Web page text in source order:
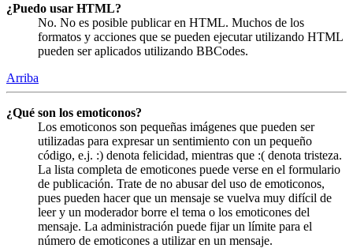
¿Puedo usar HTML?
No. No es posible publicar en HTML. Muchos de los
formatos y acciones que se pueden ejecutar utilizando HTML
pueden ser aplicados utilizando BBCodes.
Arriba
¿Qué son los emoticonos?
Los emoticonos son pequeñas imágenes que pueden ser
utilizadas para expresar un sentimiento con un pequeño
código, e.j. :) denota felicidad, mientras que :( denota tristeza.
La lista completa de emoticones puede verse en el formulario
de publicación. Trate de no abusar del uso de emoticonos,
pues pueden hacer que un mensaje se vuelva muy difícil de
leer y un moderador borre el tema o los emoticones del
mensaje. La administración puede fijar un límite para el
número de emoticones a utilizar en un mensaje.